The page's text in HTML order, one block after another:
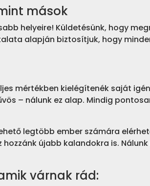
mások
helyeire! Küldetésünk, hogy
alapján biztosítjuk, hogy
mértékben kielégítenék saját
– nálunk ez alap. Mindig
legtöbb ember számára
újabb kalandokra is.
várnak rád: